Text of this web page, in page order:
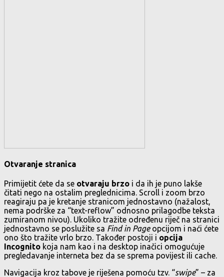
Otvaranje stranica
Primijetit ćete da se otvaraju brzo i da ih je puno lakše
čitati nego na ostalim preglednicima. Scroll i zoom brzo
reagiraju pa je kretanje stranicom jednostavno (nažalost,
nema podrške za “text-reflow” odnosno prilagodbe teksta
zumiranom nivou). Ukoliko tražite određenu riječ na stranici
jednostavno se poslužite sa Find in Pageopcijom i naći ćete
ono što tražite vrlo brzo. Također postoji i opcija
Incognito koja nam kao i na desktop inačici omogućuje
pregledavanje interneta bez da se sprema povijest ili cache.
Navigacija kroz tabove je riješena pomoću tzv. “swipe” – za